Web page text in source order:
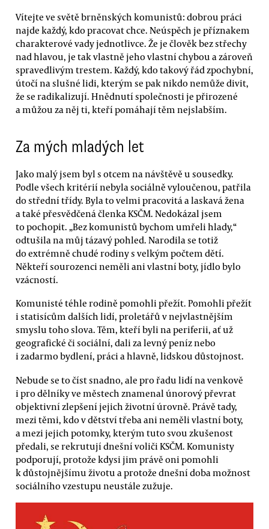
Vítejte ve světě brněnských komunistů: dobrou práci
najde každý, kdo pracovat chce. Neúspěch je příznakem
charakterové vady jednotlivce. Že je člověk bez střechy
nad hlavou, je tak vlastně jeho vlastní chybou a zároveň
spravedlivým trestem. Každý, kdo takový řád zpochybní,
útočí na slušné lidi, kterým se pak nikdo nemůže divit,
že se radikalizují. Hnědnutí společnosti je přirozené
a můžou za něj ti, kteří pomáhají těm nejslabším.
Za mých mladých let
Jako malý jsem byl s otcem na návštěvě u sousedky.
Podle všech kritérií nebyla sociálně vyloučenou, patřila
do střední třídy. Byla to velmi pracovitá a laskavá žena
a také přesvědčená členka KSČM. Nedokázal jsem
to pochopit. „Bez komunistů bychom umřeli hlady,“
odtušila na můj tázavý pohled. Narodila se totiž
do extrémně chudé rodiny s velkým počtem dětí.
Někteří sourozenci neměli ani vlastní boty, jídlo bylo
vzácností.
Komunisté téhle rodině pomohli přežít. Pomohli přežít
i statisícům dalších lidí, proletářů v nejvlastnějším
smyslu toho slova. Těm, kteří byli na periferii, ať už
geografické či sociální, dali za levný peníz nebo
i zadarmo bydlení, práci a hlavně, lidskou důstojnost.
Nebude se to číst snadno, ale pro řadu lidí na venkově
i pro dělníky ve městech znamenal únorový převrat
objektivní zlepšení jejich životní úrovně. Právě tady,
mezi těmi, kdo v dětství třeba ani neměli vlastní boty,
a mezi jejich potomky, kterým tuto svou zkušenost
předali, se rekrutují dnešní voliči KSČM. Komunisty
podporují, protože kdysi jim právě oni pomohli
k důstojnějšímu životu a protože dnešní doba možnost
sociálního vzestupu neustále zužuje.